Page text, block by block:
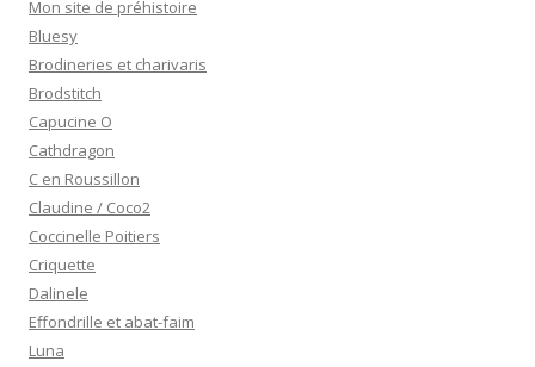
Mon site de préhistoire
Bluesy
Brodineries et charivaris
Brodstitch
Capucine O
Cathdragon
C en Roussillon
Claudine / Coco2
Coccinelle Poitiers
Criquette
Dalinele
Effondrille et abat-faim
Luna